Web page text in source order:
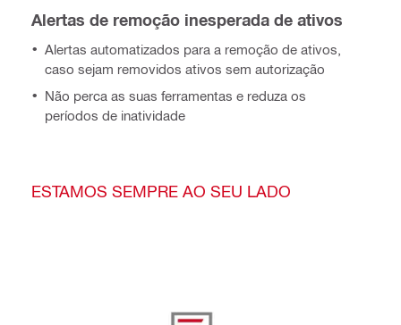
Alertas de remoção inesperada de ativos
Alertas automatizados para a remoção de ativos,
caso sejam removidos ativos sem autorização
Não perca as suas ferramentas e reduza os
períodos de inatividade
ESTAMOS SEMPRE AO SEU LADO